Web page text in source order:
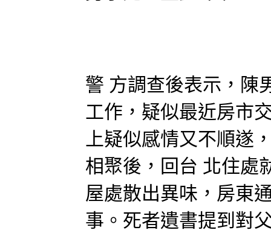
警 方調查後表示，陳
工作，疑似最近房市
上疑似感情又不順遂
相聚後，回台 北住處
屋處散出異味，房東
事。死者遺書提到對